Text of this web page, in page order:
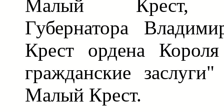
Малый Крест,
Губернатора
Крест ордена
гражданские
Малый Крест.